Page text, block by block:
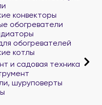
конвекторы
обогреватели
обогревателей
котлы
и садовая техника
шуруповерты